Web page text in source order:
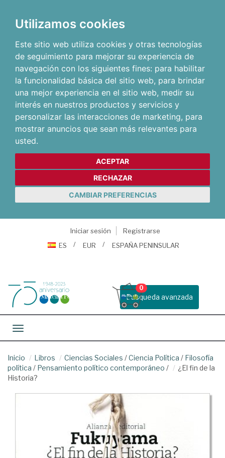
Utilizamos cookies
Este sitio web utiliza cookies y otras tecnologías
de seguimiento para mejorar su experiencia de
navegación con los siguientes fines: para habilitar
la funcionalidad básica del sitio web, para brindar
una mejor experiencia en el sitio web, medir su
interés en nuestros productos y servicios y
personalizar las interacciones de marketing, para
mostrar anuncios que sean más relevantes para
usted.
ACEPTAR
RECHAZAR
CAMBIAR PREFERENCIAS
Iniciar sesión
Registrarse
ES
EUR ESPAÑA PENINSULAR
Busqueda avanzada
0
Toggle navigation
Inicio Libros Ciencias Sociales /Ciencia Política / Filosofía
política / Pensamiento político contemporáneo /
¿El fin de la
Historia?